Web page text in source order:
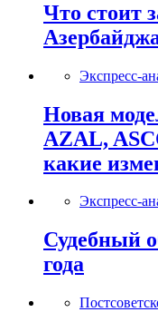
Что стоит
Экспресс-
Новая
AZAL,
какие
Экспресс-
Судебный
года